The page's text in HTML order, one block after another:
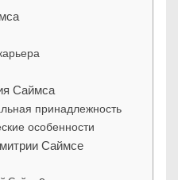
Саймса
принадлежность
особенности
Саймсе